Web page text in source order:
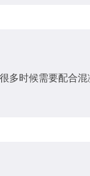
多时候需要配合